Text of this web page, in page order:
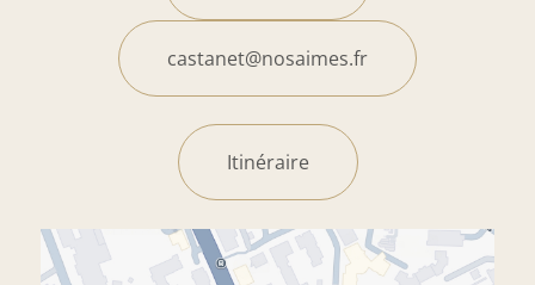
castanet@nosaimes.fr
Itinéraire